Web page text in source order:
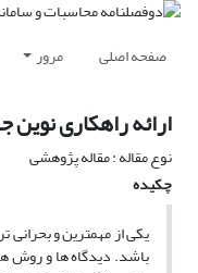
صفحه اصلی مرور
ارائه راهکاری
نوع مقاله : مقاله پژوهشی
چکیده
یکی از مهمترین و
باشد. دیدگاه ها و روش